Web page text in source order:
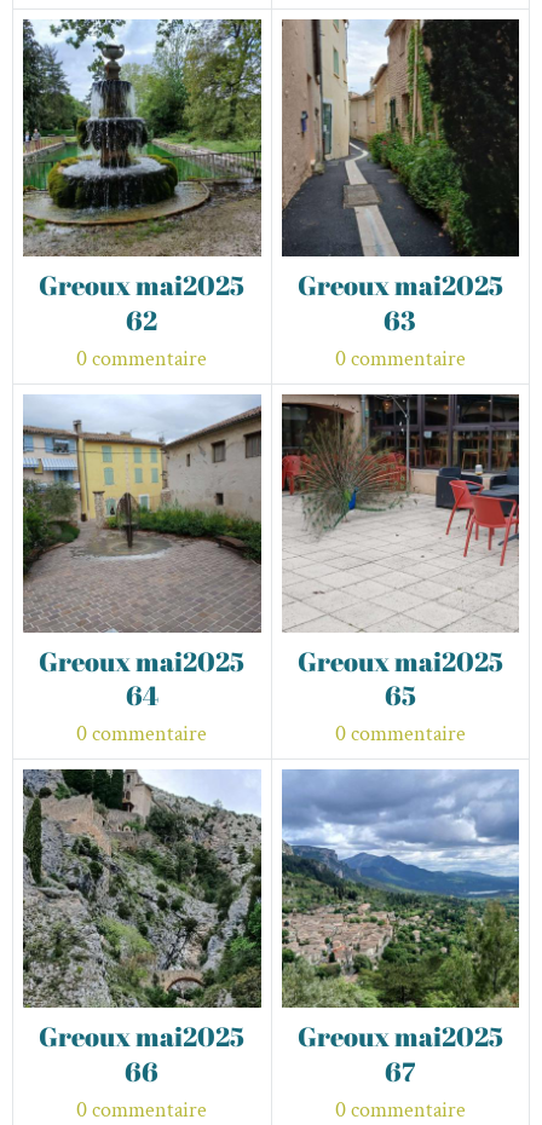
Greoux mai2025
62
0 commentaire
Greoux mai2025
63
0 commentaire
Greoux mai2025
64
0 commentaire
Greoux mai2025
65
0 commentaire
Greoux mai2025
66
0 commentaire
Greoux mai2025
67
0 commentaire